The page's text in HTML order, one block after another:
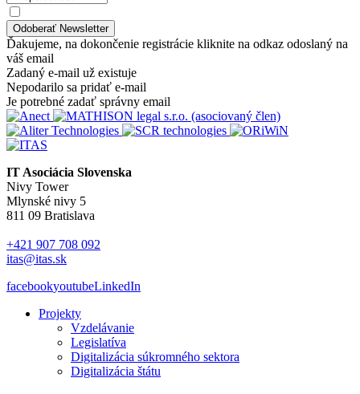
Ďakujeme, na dokončenie registrácie kliknite na odkaz odoslaný na
váš email
Zadaný e-mail už existuje
Nepodarilo sa pridať e-mail
Je potrebné zadať správny email
IT Asociácia Slovenska
Nivy Tower
Mlynské nivy 5
811 09 Bratislava
+421 907 708 092
itas@itas.sk
facebookyoutubeLinkedIn
Projekty
Vzdelávanie
Legislatíva
Digitalizácia súkromného sektora
Digitalizácia štátu